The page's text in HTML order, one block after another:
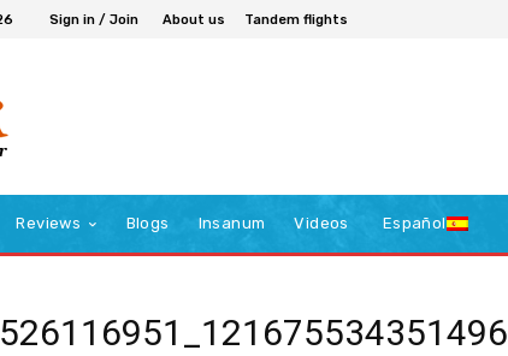
Sign in / Join About us Tandem flights
Reviews Blogs Insanum Videos Español